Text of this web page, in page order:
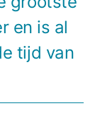
en is al
tijd van